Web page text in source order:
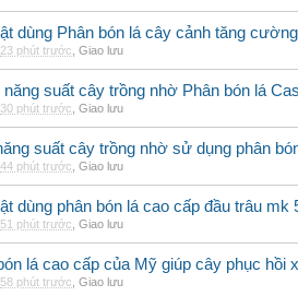
dùng Phân bón lá cây cảnh tăng
23 phút trước Giao lưu
suất cây trồng nhờ Phân bón lá
30 phút trước Giao lưu
suất cây trồng nhờ sử dụng phân
44 phút trước Giao lưu
dùng phân bón lá cao cấp đầu trâu mk
51 phút trước Giao lưu
lá cao cấp của Mỹ giúp cây phục hồi
58 phút trước Giao lưu